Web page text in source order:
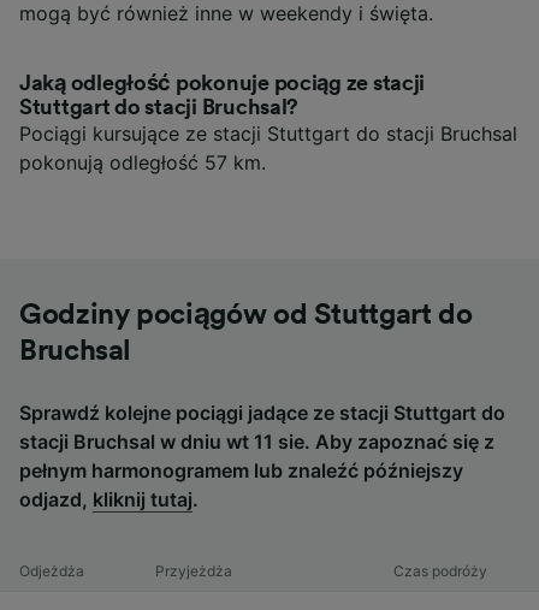
mogą być również inne w weekendy i święta.
Jaką odległość pokonuje pociąg ze stacji
Stuttgart do stacji Bruchsal?
Pociągi kursujące ze stacji Stuttgart do stacji Bruchsal
pokonują odległość 57 km.
Godziny pociągów od Stuttgart do
Bruchsal
Sprawdź kolejne pociągi jadące ze stacji Stuttgart do
stacji Bruchsal w dniu wt 11 sie. Aby zapoznać się z
pełnym harmonogramem lub znaleźć późniejszy
odjazd, kliknij tutaj.
Odjeżdża Przyjeżdża Czas podróży